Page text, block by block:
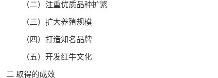
（二）注重优质品种扩繁
（三）扩大养殖规模
（四）打造知名品牌
（五）开发红牛文化
二 取得的成效